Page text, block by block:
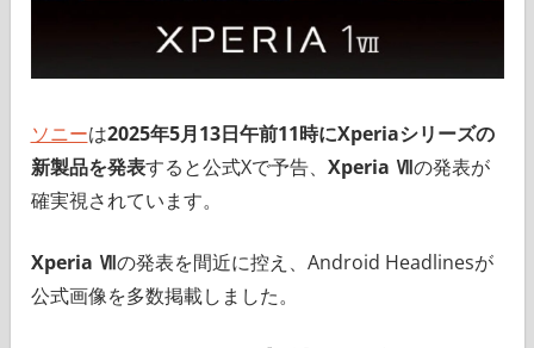
ソニーは2025年5月13日午前11時にXperiaシリーズの
新製品を発表すると公式Xで予告、 Xperia Ⅶの発表が
確実視されています。
Xperia Ⅶの発表を間近に控え、Android Headlinesが
公式画像を多数掲載しました。